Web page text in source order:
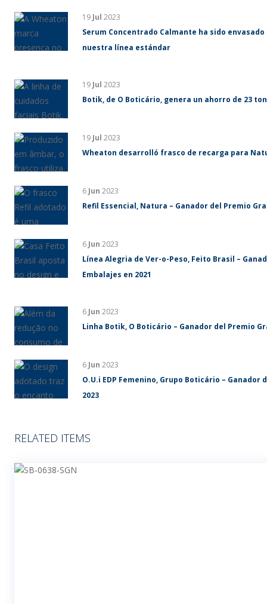
19 Jul 2023
Serum Concentrado Calmante ha sido
nuestra línea estándar
19 Jul 2023
Botik, de O Boticário, genera un ahorro de 23
19 Jul 2023
Wheaton desarrolló frasco de recarga para
6 Jun 2023
Refil Essencial, Natura – Ganador del Premio
6 Jun 2023
Línea Alegria de Ver-o-Peso, Feito Brasil –
Embalajes en 2021
6 Jun 2023
Linha Botik, O Boticário – Ganador del Premio
6 Jun 2023
O.U.i EDP Femenino, Grupo Boticário –
2023
RELATED ITEMS